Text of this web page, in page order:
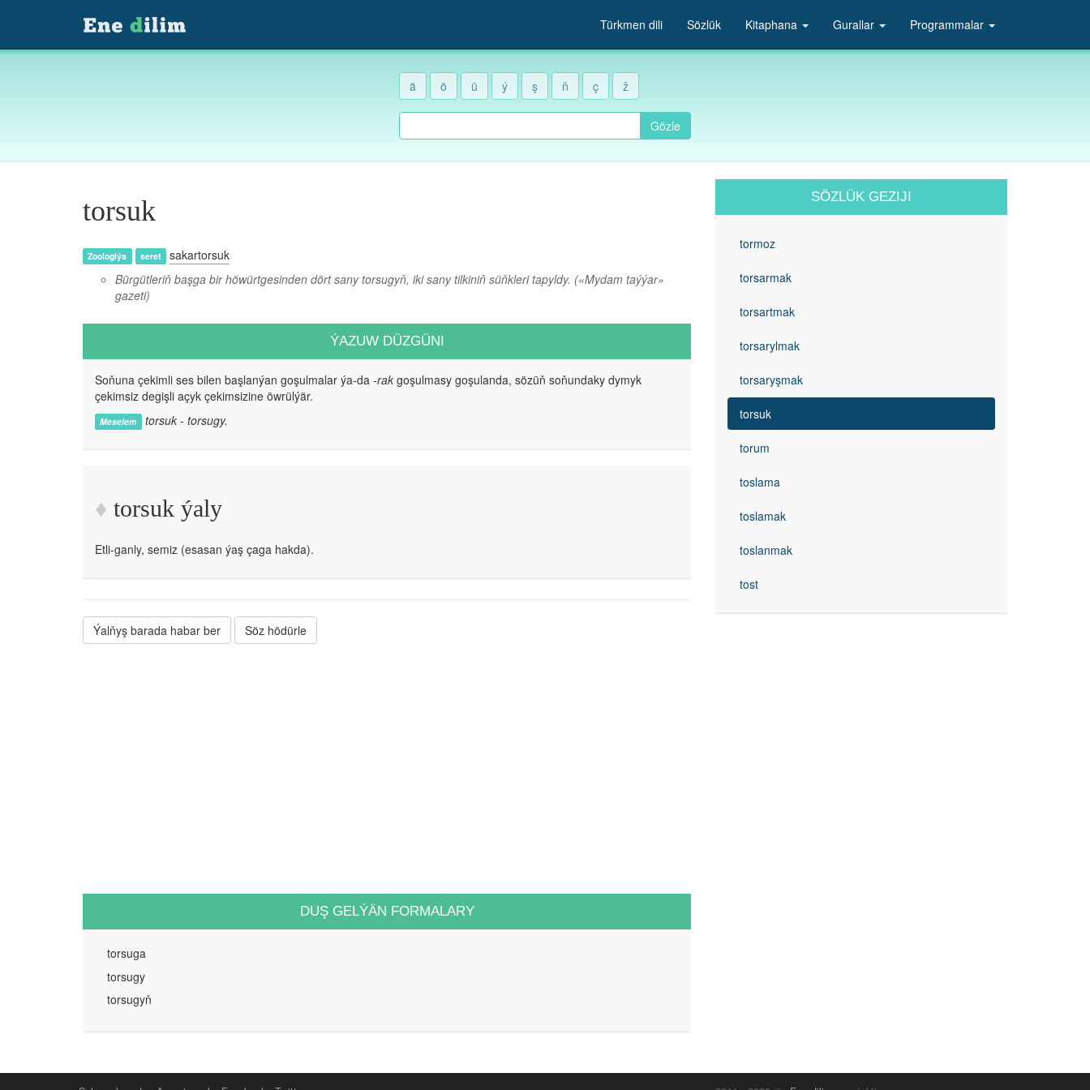
Türkmen dili Sözlük Kitaphana Gurallar Programmalar
ä ö ü ý ş ň ç ž
Gözle
torsuk
Zoologiýa seret
sakartorsuk
Bürgütleriň başga bir höwürtgesinden dört sany torsugyň, iki sany tilkiniň süňkleri tapyldy. («Mydam taýýar»
gazeti)
ÝAZUW DÜZGÜNI
Soňuna çekimli ses bilen başlanýan goşulmalar ýa-da -rak goşulmasy goşulanda, sözüň soňundaky dymyk
çekimsiz degişli açyk çekimsizine öwrülýär.
Meselem torsuk - torsugy.
torsuk ýaly
Etli-ganly, semiz (esasan ýaş çaga hakda).
Ýalňyş barada habar ber Söz hödürle
DUŞ GELÝÄN FORMALARY
torsuga
torsugy
torsugyň
SÖZLÜK GEZIJI
tormoz
torsarmak
torsartmak
torsarylmak
torsaryşmak
torsuk
torum
toslama
toslamak
toslanmak
tost